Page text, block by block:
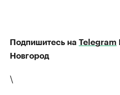
Подпишитесь на Telegram
Новгород
\